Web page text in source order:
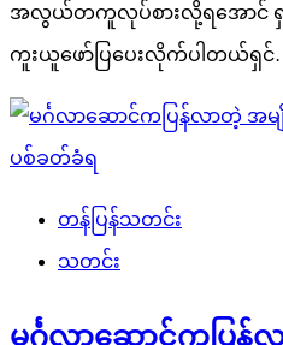
အလွယ်တကူလုပ်စားလို့ရအောင်
ကူးယူဖော်ပြပေးလိုက်ပါတယ်ရှင်
တန်ပြန်သတင်း
သတင်း
မင်္ဂလာဆောင်ကပြ